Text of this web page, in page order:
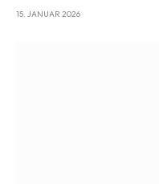
15. JANUAR 2026